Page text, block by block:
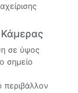
σε ύψος
σημείο